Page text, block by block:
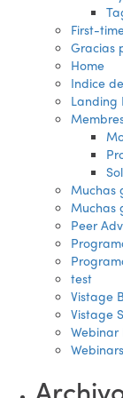
First-
Gracias
Home
Indice
Landing
Muchas
Muchas
Peer
test
Vistage
Vistage
Webinar